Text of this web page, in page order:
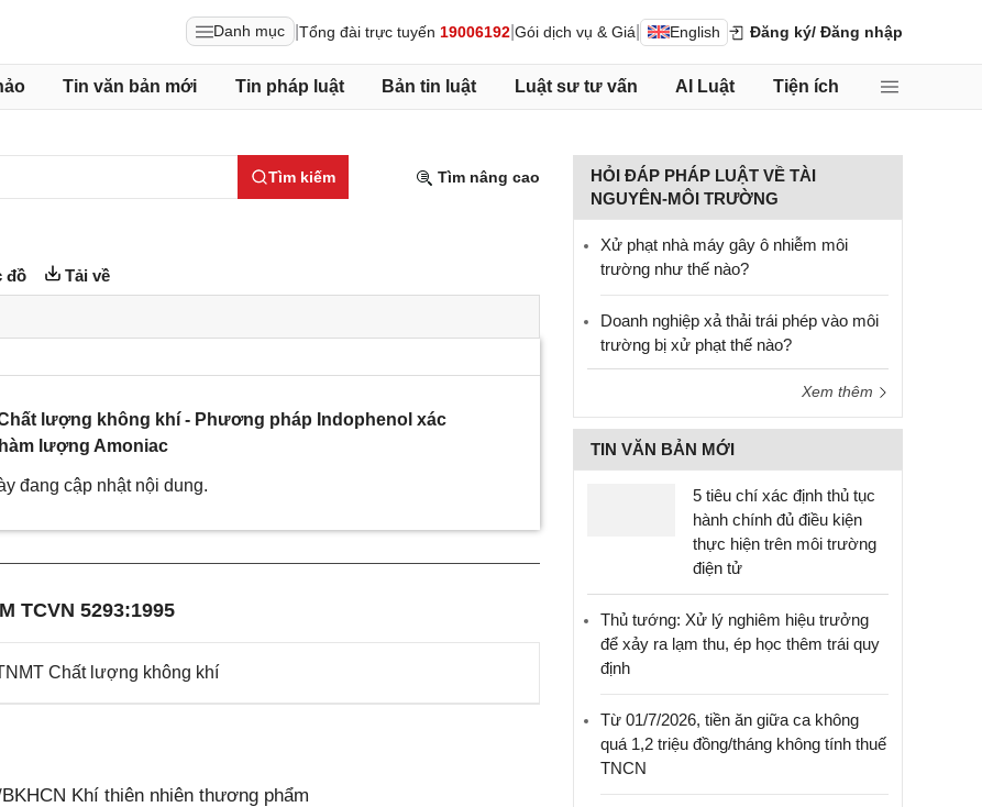
Danh mục Tổng đài trực tuyến 19006192 Gói dịch vụ & Giá English Đăng ký/ Đăng nhập
Tin văn bản mới Tin pháp luật Bản tin luật Luật sư tư vấn AI Luật Tiện ích
Tìm kiếm Tìm nâng cao
đồ Tải về
lượng không khí - Phương pháp Indophenol xác
lượng Amoniac
đang cập nhật nội dung.
TCVN 5293:1995
Chất lượng không khí
Khí thiên nhiên thương phẩm
HỎI ĐÁP PHÁP LUẬT VỀ TÀI
NGUYÊN-MÔI TRƯỜNG
Xử phạt nhà máy gây ô nhiễm môi
trường như thế nào?
Doanh nghiệp xả thải trái phép vào môi
trường bị xử phạt thế nào?
Xem thêm
TIN VĂN BẢN MỚI
5 tiêu chí xác định thủ tục
hành chính đủ điều kiện
thực hiện trên môi trường
điện tử
Thủ tướng: Xử lý nghiêm hiệu trưởng
để xảy ra lạm thu, ép học thêm trái quy
định
Từ 01/7/2026, tiền ăn giữa ca không
quá 1,2 triệu đồng/tháng không tính thuế
TNCN